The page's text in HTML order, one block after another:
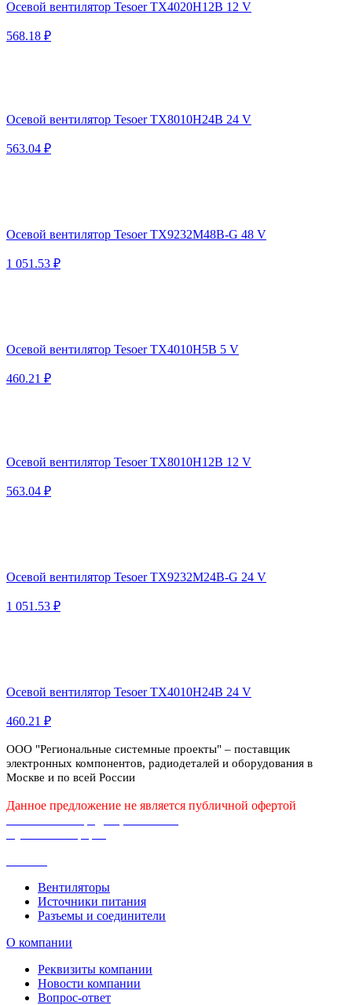
Осевой вентилятор Tesoer TX4020H12B 12 V
568.18 ₽
Осевой вентилятор Tesoer TX8010H24B 24 V
563.04 ₽
Осевой вентилятор Tesoer TX9232M48B-G 48 V
1 051.53 ₽
Осевой вентилятор Tesoer TX4010H5B 5 V
460.21 ₽
Осевой вентилятор Tesoer TX8010H12B 12 V
563.04 ₽
Осевой вентилятор Tesoer TX9232M24B-G 24 V
1 051.53 ₽
Осевой вентилятор Tesoer TX4010H24B 24 V
460.21 ₽
ООО "Региональные системные проекты" – поставщик
электронных компонентов, радиодеталей и оборудования в
Москве и по всей России
Данное предложение не является публичной офертой
Вентиляторы
Источники питания
Разъемы и соединители
О компании
Реквизиты компании
Новости компании
Вопрос-ответ